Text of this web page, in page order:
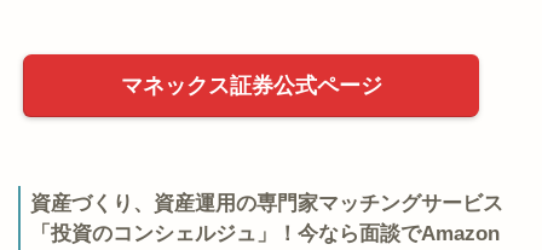
マネックス証券公式ページ
資産づくり、資産運用の専門家マッチングサービス
「投資のコンシェルジュ」！今なら面談でAmazon